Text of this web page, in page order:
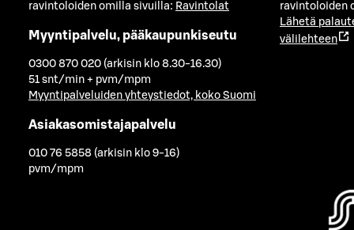
ravintoloiden omilla sivuilla: Ravintolat
Myyntipalvelu, pääkaupunkiseutu
0300 870 020 (arkisin klo 8.30-16.30)
51 snt/min + pvm/mpm
Myyntipalveluiden yhteystiedot, koko Suomi
Asiakasomistajapalvelu
010 76 5858 (arkisin klo 9-16)
pvm/mpm
ravintoloiden
Lähetä
välilehteen